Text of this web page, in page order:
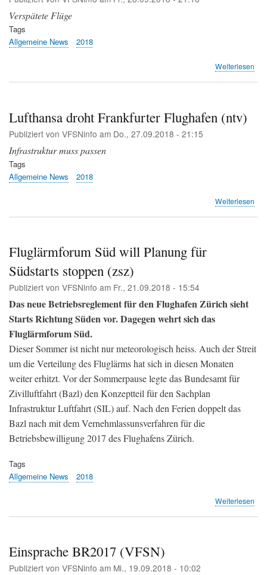
Verspätete Flüge
Tags
Allgemeine News
2018
Weiterlesen
Lufthansa droht Frankfurter Flughafen (ntv)
Publiziert von VFSNinfo am Do., 27.09.2018 - 21:15
Infrastruktur muss passen
Tags
Allgemeine News
2018
Weiterlesen
Fluglärmforum Süd will Planung für
Südstarts stoppen (zsz)
Publiziert von VFSNinfo am Fr., 21.09.2018 - 15:54
Das neue Betriebsreglement für den Flughafen Zürich sieht
Starts Richtung Süden vor. Dagegen wehrt sich das
Fluglärmforum Süd.
Dieser Sommer ist nicht nur meteorologisch heiss. Auch der Streit
um die Verteilung des Fluglärms hat sich in diesen Monaten
weiter erhitzt. Vor der Sommerpause legte das Bundesamt für
Zivilluftfahrt (Bazl) den Konzeptteil für den Sachplan
Infrastruktur Luftfahrt (SIL) auf. Nach den Ferien doppelt das
Bazl nach mit dem Vernehmlassunsverfahren für die
Betriebsbewilligung 2017 des Flughafens Zürich.
Tags
Allgemeine News
2018
Weiterlesen
Einsprache BR2017 (VFSN)
Publiziert von VFSNinfo am Mi., 19.09.2018 - 10:02